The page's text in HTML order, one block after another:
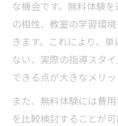
極める
個別指導塾の
知る
無料体験で先
個別指導塾の
ェック
な機会です。無料体験
の相性、教室の学習環
きます。これにより、
ない、実際の指導スタ
できる点が大きなメリッ
また、無料体験には費
を比較検討することが